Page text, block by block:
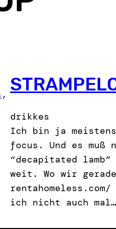
,
drikkes
Ich bin ja
focus. Und es
“decapitated
weit. Wo wir
ich nicht auch mal…